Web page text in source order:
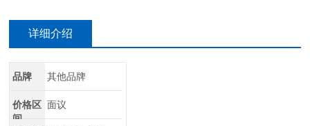
详细介绍
品牌 其他品牌
价格区
间
面议